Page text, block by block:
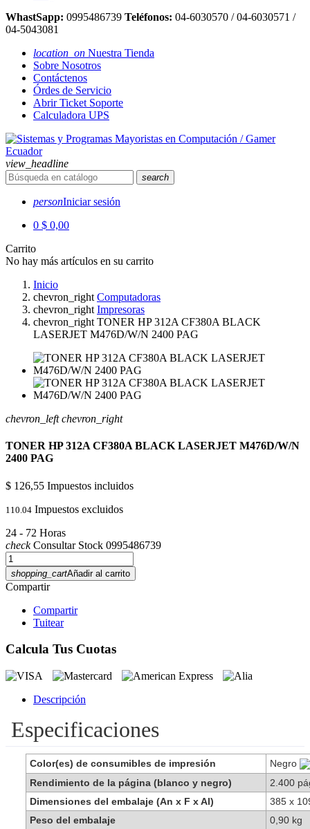
WhastSapp: 0995486739 Teléfonos: 04-6030570 / 04-6030571 /
04-5043081
location_on Nuestra Tienda
Sobre Nosotros
Contáctenos
Órdes de Servicio
Abrir Ticket Soporte
Calculadora UPS
view_headline
search
personIniciar sesión
0 $ 0,00
Carrito
No hay más artículos en su carrito
Inicio
chevron_right Computadoras
chevron_right Impresoras
chevron_right TONER HP 312A CF380A BLACK
LASERJET M476D/W/N 2400 PAG
chevron_left chevron_right
TONER HP 312A CF380A BLACK LASERJET M476D/W/N
2400 PAG
$ 126,55 Impuestos incluidos
110.04 Impuestos excluidos
24 - 72 Horas
checkConsultar Stock 0995486739
shopping_cartAñadir al carrito
Compartir
Compartir
Tuitear
Calcula Tus Cuotas
Descripción
Especificaciones
Color(es) de consumibles de impresión
Negro
Rendimiento de la página (blanco y negro)
2.400
Dimensiones del embalaje (An x F x Al)
385 x
Peso del embalaje
0,90 kg